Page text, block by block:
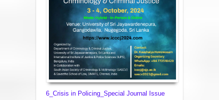
6_Crisis in Policing_Special Journal Issue